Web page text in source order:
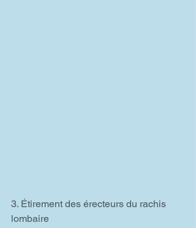
3. Étirement des érecteurs du rachis
lombaire